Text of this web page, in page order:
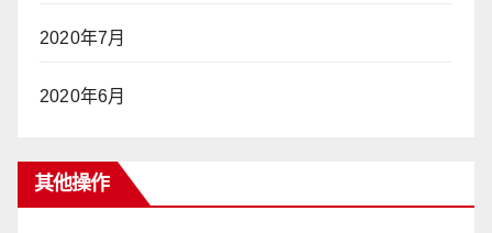
2020年7月
2020年6月
其他操作